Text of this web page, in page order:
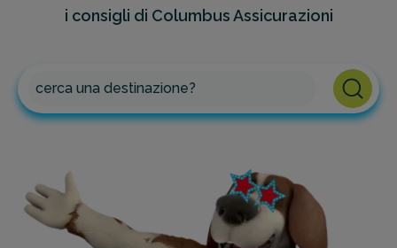
i consigli di Columbus Assicurazioni